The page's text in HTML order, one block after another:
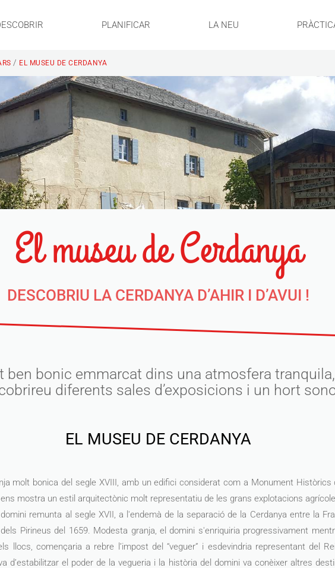
PLANIFICAR LA NEU
/ EL MUSEU DE CERDANYA
El museu de Cerdanya
DESCOBRIU LA CERDANYA D’AHIR I D’AVUI !
ben bonic emmarcat dins una atmosfera
diferents sales d’exposicions i un hort
EL MUSEU DE CERDANYA
molt bonica del segle XVIII, amb un edifici considerat com a Monument Històrics
mostra un estil arquitectònic molt representatiu de les grans explotacions
remunta al segle XVII, a l'endemà de la separació de la Cerdanya entre la
Pirineus del 1659. Modesta granja, el domini s'enriquiria progressivament
llocs, començaria a rebre l’impost del “veguer” i esdevindria representant del
d’estabilitzar el poder de la vegueria i la història del domini va conèixer altres